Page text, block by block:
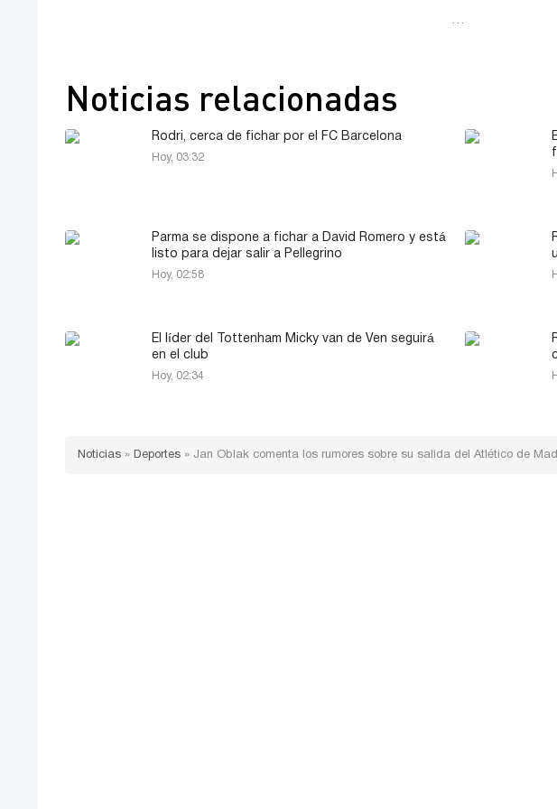
…
Noticias relacionadas
Rodri, cerca de fichar por el FC Barcelona
Hoy, 03:32
Parma se dispone a fichar a David Romero y está
listo para dejar salir a Pellegrino
Hoy, 02:58
El líder del Tottenham Micky van de Ven seguirá
en el club
Hoy, 02:34
Noticias » Deportes » Jan Oblak comenta los rumores sobre su salida del Atlético de